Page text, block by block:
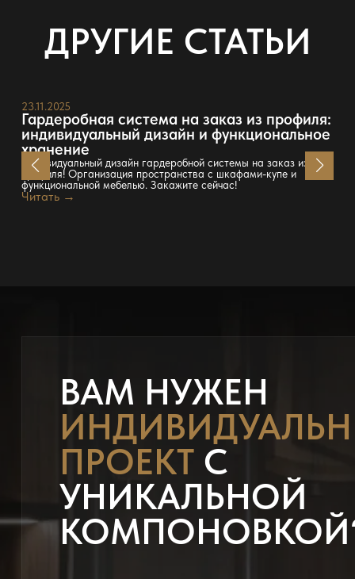
ДРУГИЕ СТАТЬИ
23.11.2025
Гардеробная система на заказ из профиля:
индивидуальный дизайн и функциональное
хранение
Индивидуальный дизайн гардеробной системы на заказ из
профиля! Организация пространства с шкафами-купе и
функциональной мебелью. Закажите сейчас!
Читать →
ВАМ НУЖЕН
ПРОЕКТС
УНИКАЛЬНОЙ